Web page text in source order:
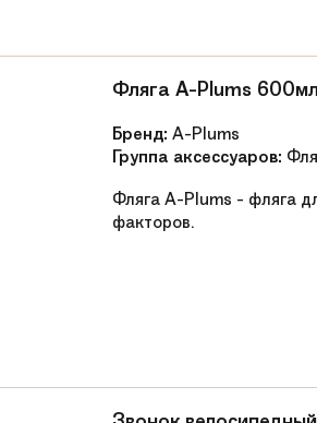
24"
Короткий
Ручной
Фляга A-Plums 600мл
Бренд: A-Plums
Группа аксессуаров:
Фляга A-Plums - фляга
факторов.